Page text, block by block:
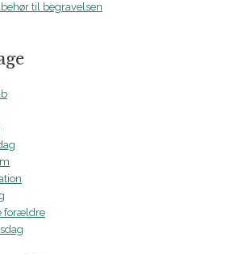
til begravelsen
forældre